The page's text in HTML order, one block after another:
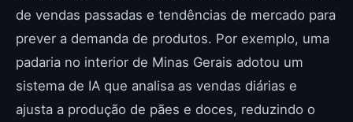
de vendas passadas e tendências de mercado para
prever a demanda de produtos. Por exemplo, uma
padaria no interior de Minas Gerais adotou um
sistema de IA que analisa as vendas diárias e
ajusta a produção de pães e doces, reduzindo o